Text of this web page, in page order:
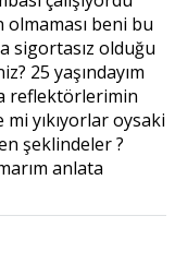
olmaması beni bu
sigortasız olduğu
25 yaşındayım
reflektörlerimin
yıkıyorlar oysaki
şeklindeler ?
anlata